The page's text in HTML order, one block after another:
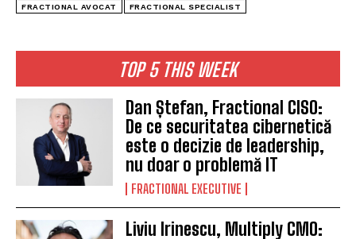
TOP 5 THIS WEEK
Dan Ștefan, Fractional CISO:
De ce securitatea cibernetică
este o decizie de leadership,
nu doar o problemă IT
FRACTIONAL EXECUTIVE
Liviu Irinescu, Multiply CMO:
FRACTIONAL AVOCAT FRACTIONAL SPECIALIST